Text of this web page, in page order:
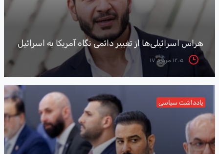
هراس اسرائیلی‌ها از تغییر دائمی نگاه آمریکا به اسرائیل
۱۴۰۵ مرداد ۱۷
یادداشت سیاسی